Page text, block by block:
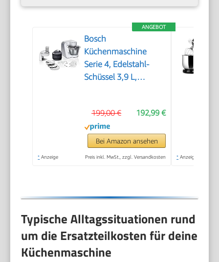
ANGEBOT
Bosch
Küchenmaschine
Serie 4, Edelstahl-
Schüssel 3,9 L,
Schlagbesen,
Rührbesen,
Durchlaufschnitzler, 3
Scheiben, 1000 W,
192,99 €
199,00 €
Bei Amazon ansehen
* Anzeige Preis inkl. MwSt., zzgl. Versandkosten * Anzeige
Typische Alltagssituationen rund
um die Ersatzteilkosten für deine
Küchenmaschine